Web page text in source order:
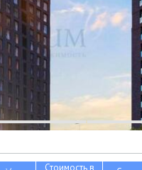
Стоимость в